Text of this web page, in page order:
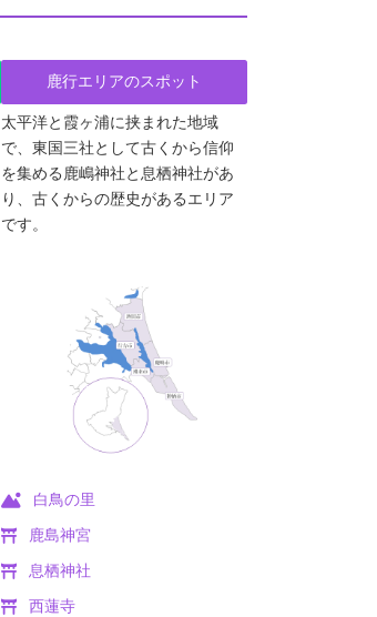
鹿行エリアのスポット
太平洋と霞ヶ浦に挟まれた地域
で、東国三社として古くから信仰
を集める鹿嶋神社と息栖神社があ
り、古くからの歴史があるエリア
です。
白鳥の里
鹿島神宮
息栖神社
西蓮寺